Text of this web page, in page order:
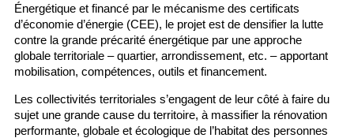
Énergétique et financé par le mécanisme des certificats
d’économie d’énergie (CEE), le projet est de densifier la lutte
contre la grande précarité énergétique par une approche
globale territoriale – quartier, arrondissement, etc. – apportant
mobilisation, compétences, outils et financement.
Les collectivités territoriales s’engagent de leur côté à faire du
sujet une grande cause du territoire, à massifier la rénovation
performante, globale et écologique de l’habitat des personnes